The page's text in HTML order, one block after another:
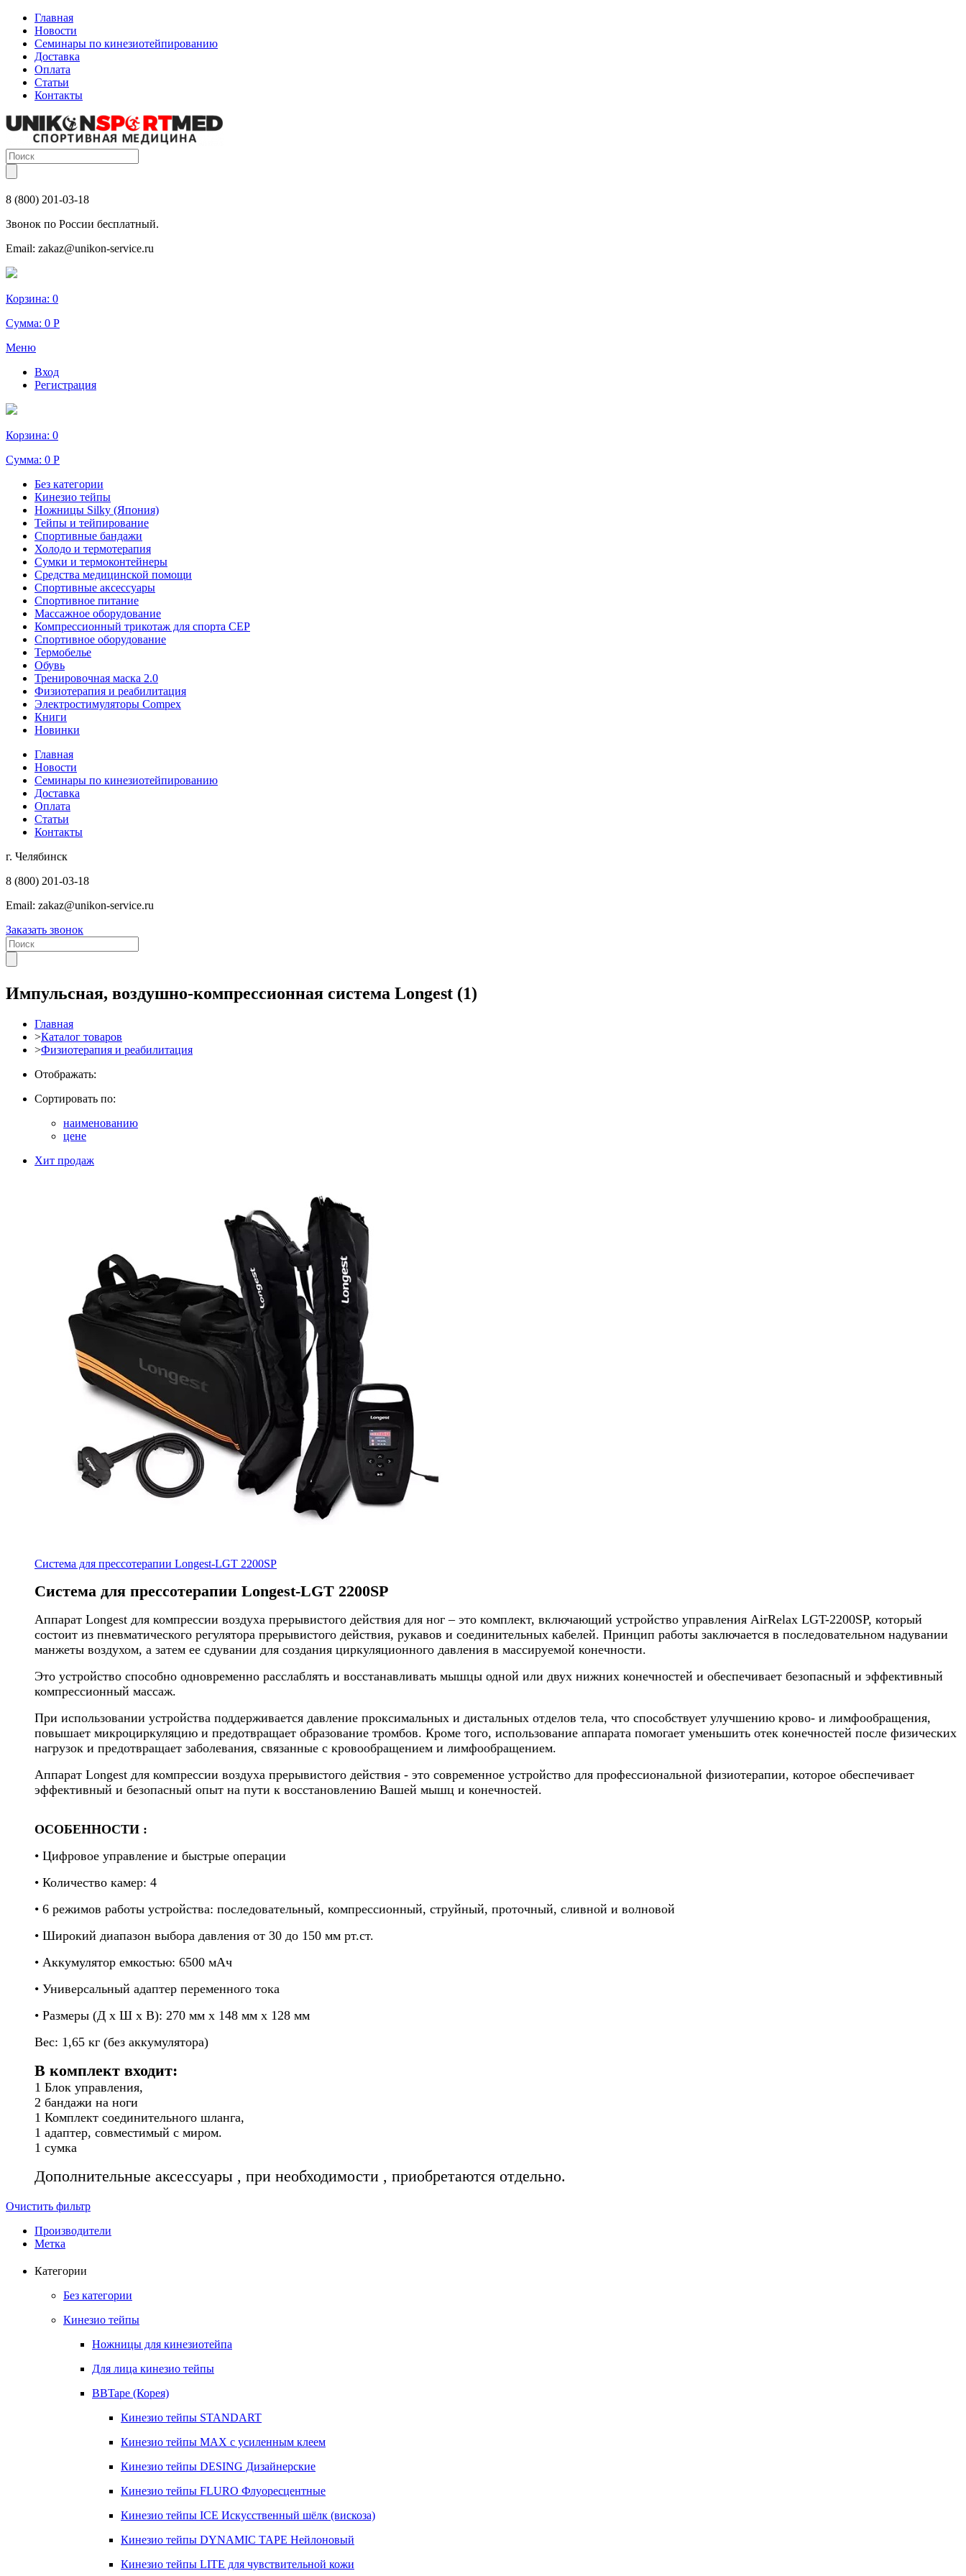
Главная
Новости
Семинары по кинезиотейпированию
Доставка
Оплата
Статьи
Контакты
8 (800) 201-03-18
Звонок по России бесплатный.
Email: zakaz@unikon-service.ru
Корзина: 0
Сумма: 0 Р
Меню
Вход
Регистрация
Корзина: 0
Сумма: 0 Р
Без категории
Кинезио тейпы
Ножницы Silky (Япония)
Тейпы и тейпирование
Спортивные бандажи
Холодо и термотерапия
Сумки и термоконтейнеры
Средства медицинской помощи
Спортивные аксессуары
Спортивное питание
Массажное оборудование
Компрессионный трикотаж для спорта СЕР
Спортивное оборудование
Термобелье
Обувь
Тренировочная маска 2.0
Физиотерапия и реабилитация
Электростимуляторы Compex
Книги
Новинки
Главная
Новости
Семинары по кинезиотейпированию
Доставка
Оплата
Статьи
Контакты
г. Челябинск
8 (800) 201-03-18
Email: zakaz@unikon-service.ru
Заказать звонок
Импульсная, воздушно-компрессионная система Longest (1)
Главная
>Каталог товаров
>Физиотерапия и реабилитация
Отображать:
Сортировать по:
наименованию
цене
Хит продаж
Система для прессотерапии Longest-LGT 2200SP
Система для прессотерапии Longest-LGT 2200SP
Аппарат Longest для компрессии воздуха прерывистого действия для ног – это комплект, включающий устройство управления AirRelax LGT-2200SP, который
состоит из пневматического регулятора прерывистого действия, рукавов и соединительных кабелей. Принцип работы заключается в последовательном надувании
манжеты воздухом, а затем ее сдувании для создания циркуляционного давления в массируемой конечности.
Это устройство способно одновременно расслаблять и восстанавливать мышцы одной или двух нижних конечностей и обеспечивает безопасный и эффективный
компрессионный массаж.
При использовании устройства поддерживается давление проксимальных и дистальных отделов тела, что способствует улучшению крово- и лимфообращения,
повышает микроциркуляцию и предотвращает образование тромбов. Кроме того, использование аппарата помогает уменьшить отек конечностей после физических
нагрузок и предотвращает заболевания, связанные с кровообращением и лимфообращением.
Аппарат Longest для компрессии воздуха прерывистого действия - это современное устройство для профессиональной физиотерапии, которое обеспечивает
эффективный и безопасный опыт на пути к восстановлению Вашей мышц и конечностей.
ОСОБЕННОСТИ :
• Цифровое управление и быстрые операции
• Количество камер: 4
• 6 режимов работы устройства: последовательный, компрессионный, струйный, проточный, сливной и волновой
• Широкий диапазон выбора давления от 30 до 150 мм рт.ст.
• Аккумулятор емкостью: 6500 мАч
• Универсальный адаптер переменного тока
• Размеры (Д x Ш x В): 270 мм x 148 мм x 128 мм
Вес: 1,65 кг (без аккумулятора)
В комплект входит:
1 Блок управления,
2 бандажи на ноги
1 Комплект соединительного шланга,
1 адаптер, совместимый с миром.
1 сумка
Дополнительные аксессуары , при необходимости , приобретаются отдельно.
Очистить фильтр
Производители
Метка
Категории
Без категории
Кинезио тейпы
Ножницы для кинезиотейпа
Для лица кинезио тейпы
BBTape (Корея)
Кинезио тейпы STANDART
Кинезио тейпы МАХ с усиленным клеем
Кинезио тейпы DESING Дизайнерские
Кинезио тейпы FLURO Флуоресцентные
Кинезио тейпы ICE Искусственный шёлк (вискоза)
Кинезио тейпы DYNAMIC TAPE Нейлоновый
Кинезио тейпы LITE для чувствительной кожи